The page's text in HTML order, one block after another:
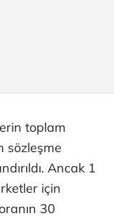
toplam
sözleşme
Ancak 1
için
30